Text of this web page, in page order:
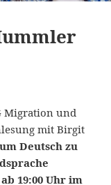
Migration und
mit Birgit
Deutsch zu
ab 19:00 Uhr im